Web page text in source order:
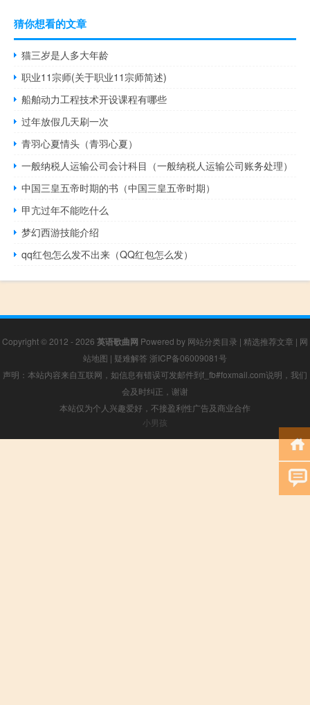
猜你想看的文章
猫三岁是人多大年龄
职业11宗师(关于职业11宗师简述)
船舶动力工程技术开设课程有哪些
过年放假几天刷一次
青羽心夏情头（青羽心夏）
一般纳税人运输公司会计科目（一般纳税人运输公司账务处理）
中国三皇五帝时期的书（中国三皇五帝时期）
甲亢过年不能吃什么
梦幻西游技能介绍
qq红包怎么发不出来（QQ红包怎么发）
Copyright © 2012 - 2026 英语歌曲网 Powered by 网站分类目录 | 精选推荐文章 | 网
站地图 | 疑难解答 浙ICP备06009081号
声明：本站内容来自互联网，如信息有错误可发邮件到f_fb#foxmail.com说明，我们
会及时纠正，谢谢
本站仅为个人兴趣爱好，不接盈利性广告及商业合作
小男孩